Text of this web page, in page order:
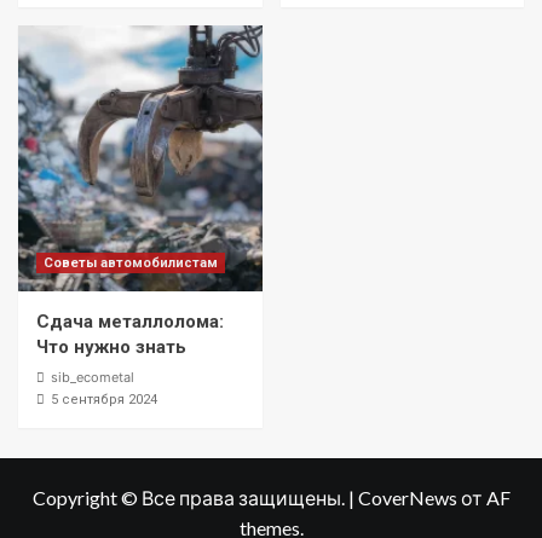
Советы автомобилистам
Сдача металлолома:
Что нужно знать
sib_ecometal
5 сентября 2024
Copyright © Все права защищены. | CoverNews от AF
themes.